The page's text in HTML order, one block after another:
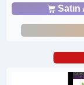
Satın